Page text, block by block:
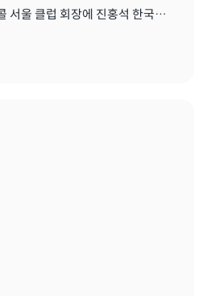
[메트로트래블] 신임 스콜 서울 클럽 회장에 진홍석 한국마이스융합리더스포럼회장 선출 | 2019.12.22